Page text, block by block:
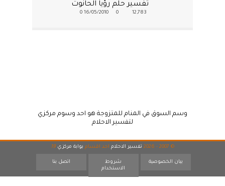
تفسير حلم رؤيا الحانوت
12,783
0
16/05/2010
0
وسم السوق في المنام للمتزوجة هو احد وسوم مركزي
لتفسير الاحلام
© 2007 - 2026 تفسير الاحلام احد اقسام بوابة مركزي 19
بيان الخصوصية
شروط
الاستخدام
اتصل بنا